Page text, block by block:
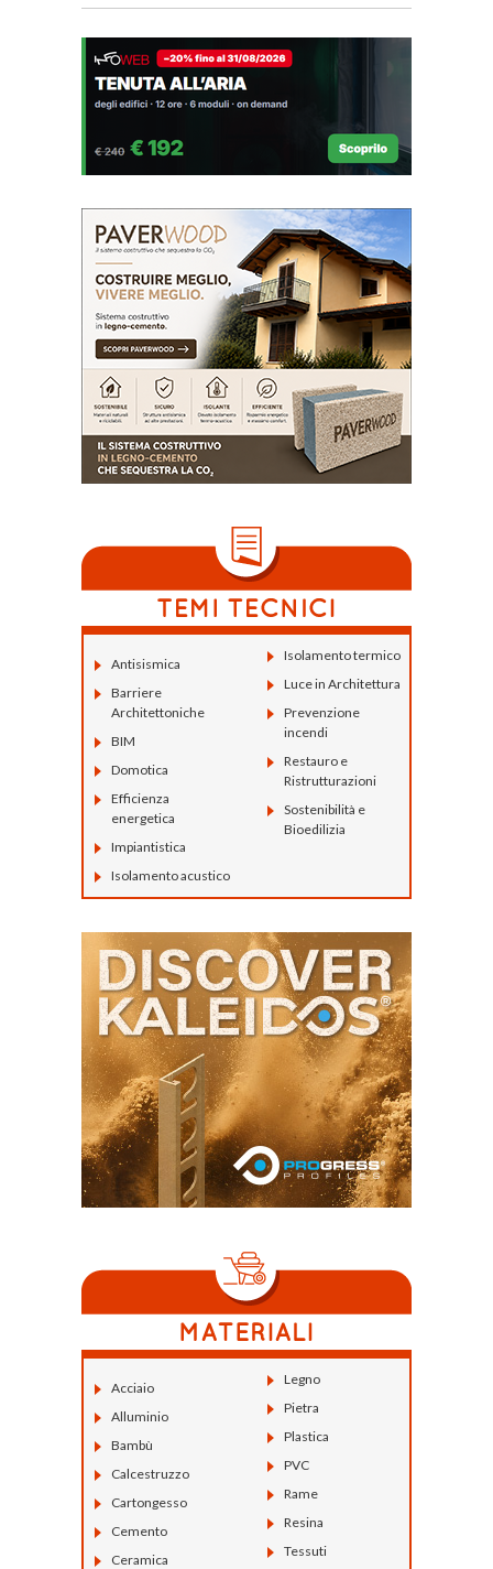
Antisismica
Barriere
Architettoniche
BIM
Domotica
Efficienza
energetica
Impiantistica
Isolamento acustico
Isolamento termico
Luce in Architettura
Prevenzione
incendi
Restauro e
Ristrutturazioni
Sostenibilità e
Bioedilizia
Acciaio
Alluminio
Bambù
Calcestruzzo
Cartongesso
Cemento
Ceramica
Legno
Pietra
Plastica
PVC
Rame
Resina
Tessuti